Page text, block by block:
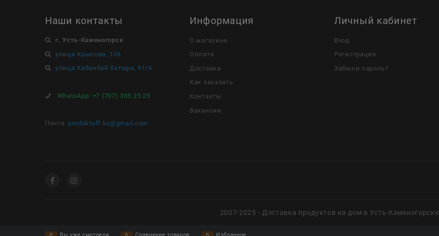
Наши контакты
г. Усть-Каменогорск
улица Крылова, 106
улица Кабанбай батыра, 91/4
WhatsApp: +7 (707) 305 25 25
Почта: produktoff.kz@gmail.com
Информация
О магазине
Оплата
Доставка
Как заказать
Контакты
Вакансии
Личный кабинет
Вход
Регистрация
Забыли пароль?
2007-2025 - Доставка продуктов на дом в Усть-Каменогорске